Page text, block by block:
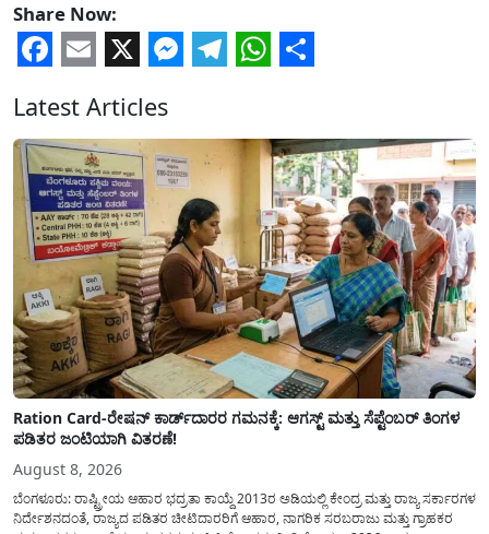
Share Now:
Latest Articles
Ration Card-ರೇಷನ್ ಕಾರ್ಡ್‍ದಾರರ ಗಮನಕ್ಕೆ: ಆಗಸ್ಟ್ ಮತ್ತು ಸೆಪ್ಟೆಂಬರ್ ತಿಂಗಳ
ಪಡಿತರ ಜಂಟಿಯಾಗಿ ವಿತರಣೆ!
August 8, 2026
ಬೆಂಗಳೂರು: ರಾಷ್ಟ್ರೀಯ ಆಹಾರ ಭದ್ರತಾ ಕಾಯ್ದೆ 2013ರ ಅಡಿಯಲ್ಲಿ ಕೇಂದ್ರ ಮತ್ತು ರಾಜ್ಯ ಸರ್ಕಾರಗಳ
ನಿರ್ದೇಶನದಂತೆ, ರಾಜ್ಯದ ಪಡಿತರ ಚೀಟಿದಾರರಿಗೆ ಆಹಾರ, ನಾಗರಿಕ ಸರಬರಾಜು ಮತ್ತು ಗ್ರಾಹಕರ